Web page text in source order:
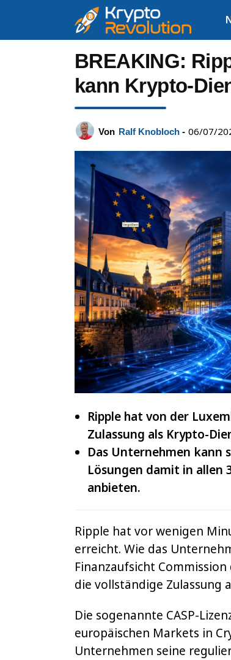
News:
XRP,
IOTA
und
BREAKING:
kann Krypto-
Von Ralf Knobloch - 06/07/
Ripple hat von der
Zulassung als Krypto-
Das Unternehmen kann
Lösungen damit in allen
anbieten.
Ripple hat vor wenigen
erreicht. Wie das
Finanzaufsicht Commission
die vollständige Zulassung
Die sogenannte CASP-
europäischen Markets in
Unternehmen seine